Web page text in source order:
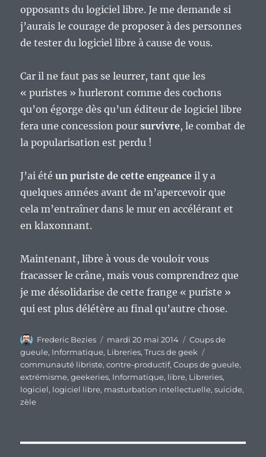
opposants du logiciel libre. Je me demande si
j’aurais le courage de proposer à des personnes
de tester du logiciel libre à cause de vous.
Car il ne faut pas se leurrer, tant que les
« puristes » hurleront comme des cochons
qu’on égorge dès qu’un éditeur de logiciel libre
fera une concession poursurvivre, le combat de
la popularisation est perdu !
J’ai étéun puriste de cette engeance il y a
quelques années avant de m’apercevoir que
cela m’entraîner dans le mur en accélérant et
en klaxonnant.
Maintenant, libre à vous de vouloir vous
fracasser le crâne, mais vous comprendrez que
je me désolidarise de cette frange « puriste »
qui est plus délétère au final qu’autre chose.
Auteur
Frederic Bezies
Publié
le
mardi 20 mai 2014 Catégories
Coups de
gueule, Informatique, Libreries,Trucs de geek
communauté libriste,contre-productif,Coups de gueule,
extrémisme,geekeries, Informatique, libre, Libreries,
logiciel, logiciel libre, masturbation intellectuelle,suicide,
zèle